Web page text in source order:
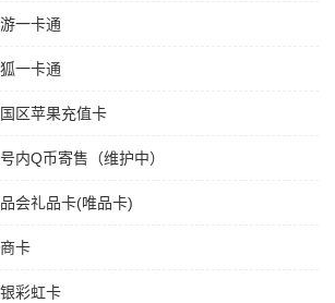
一卡通
一卡通
区苹果充值卡
内Q币寄售（维护中）
会礼品卡(唯品卡)
卡
彩虹卡